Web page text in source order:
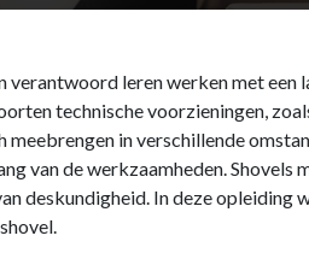
verantwoord leren werken met
technische voorzieningen,
meebrengen in verschillende
van de werkzaamheden.
deskundigheid. In deze opleiding